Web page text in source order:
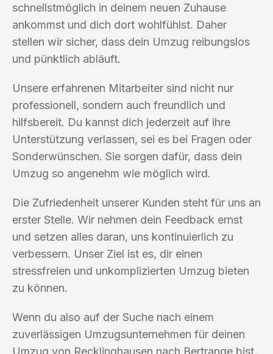
schnellstmöglich in deinem neuen Zuhause
ankommst und dich dort wohlfühlst. Daher
stellen wir sicher, dass dein Umzug reibungslos
und pünktlich abläuft.
Unsere erfahrenen Mitarbeiter sind nicht nur
professionell, sondern auch freundlich und
hilfsbereit. Du kannst dich jederzeit auf ihre
Unterstützung verlassen, sei es bei Fragen oder
Sonderwünschen. Sie sorgen dafür, dass dein
Umzug so angenehm wie möglich wird.
Die Zufriedenheit unserer Kunden steht für uns an
erster Stelle. Wir nehmen dein Feedback ernst
und setzen alles daran, uns kontinuierlich zu
verbessern. Unser Ziel ist es, dir einen
stressfreien und unkomplizierten Umzug bieten
zu können.
Wenn du also auf der Suche nach einem
zuverlässigen Umzugsunternehmen für deinen
Umzug von Recklinghausen nach Bertrange bist,